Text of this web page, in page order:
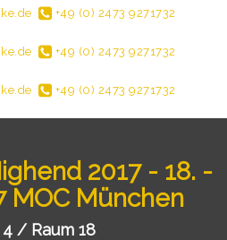
+49 (0) 2473 9271732
+49 (0) 2473 9271732
+49 (0) 2473 9271732
2017 - 18. -
MOC München
/ Raum 18